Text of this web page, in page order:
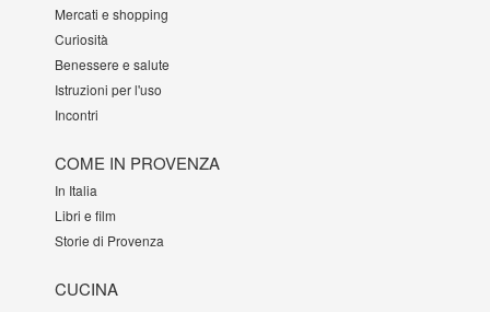
Mercati e shopping
Curiosità
Benessere e salute
Istruzioni per l'uso
Incontri
COME IN PROVENZA
In Italia
Libri e film
Storie di Provenza
CUCINA